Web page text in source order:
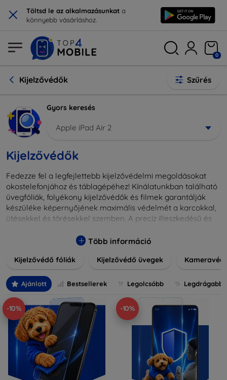
× Töltsd le az alkalmazásunkat a
könnyebb vásárláshoz.
0
Kijelzővédők Szűrés
Gyors keresés
Apple iPad Air 2
Kijelzővédők
Fedezze fel a legfejlettebb kijelzővédelmi megoldásokat
okostelefonjához és táblagépéhez! Kínálatunkban található
üvegfóliák, folyékony kijelzővédők és filmek garantálják
készüléke képernyőjének maximális védelmét a karcokkal,
ütésekkel és törésekkel szemben. A precíz illeszkedésű és
hanem kristálytiszta képet is biztosítanak, megőrzi a
és stílusú kijelzővédőink közül, hogy a mindennapok során is
fedésről vagy íves kijelzővédelemről, a minőséget szem
előtt tartva kínálunk megoldásokat minden eszközre.
Több információ
Kijelzővédő fóliák Kijelzővédő üvegek
Ajánlott Bestsellerek Legolcsóbb Legdrágabb
-10% -10%